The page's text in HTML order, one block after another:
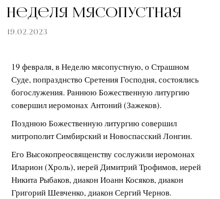
Неделя мясопустная
19.02.2023
19 февраля, в Неделю мясопустную, о Страшном
Суде, попразднство Сретения Господня, состоялись
богослужения. Раннюю Божественную литургию
совершил иеромонах Антоний (Зажеков).
Позднюю Божественную литургию совершил
митрополит Симбирский и Новоспасский Лонгин.
Его Высокопреосвященству сослужили иеромонах
Иларион (Хроль), иерей Димитрий Трофимов, иерей
Никита Рыбаков, диакон Иоанн Косяков, диакон
Григорий Шевченко, диакон Сергий Чернов.